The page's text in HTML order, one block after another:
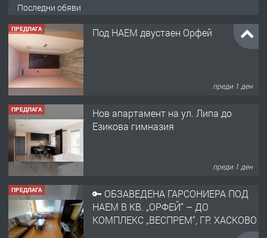
Последни обяви
ПРЕДЛАГА Под НАЕМ двустаен Орфей
преди 1 ден
ПРЕДЛАГА
Нов апартамент на ул. Липа до
Езикова гимназия
преди 1 ден
ПРЕДЛАГА
🔑 ОБЗАВЕДЕНА ГАРСОНИЕРА ПОД
НАЕМ В КВ. „ОРФЕЙ“ – ДО
КОМПЛЕКС „ВЕСПРЕМ“, ГР. ХАСКОВО